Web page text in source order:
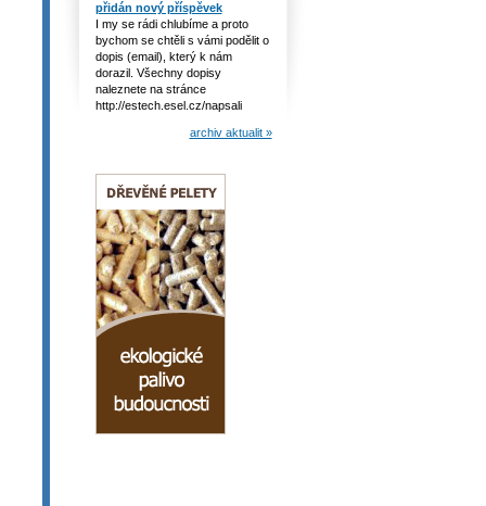
přidán nový příspěvek
I my se rádi chlubíme a proto
bychom se chtěli s vámi podělit o
dopis (email), který k nám
dorazil. Všechny dopisy
naleznete na stránce
http://estech.esel.cz/napsali
archiv aktualit »